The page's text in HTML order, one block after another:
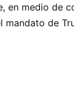
en medio de
mandato de